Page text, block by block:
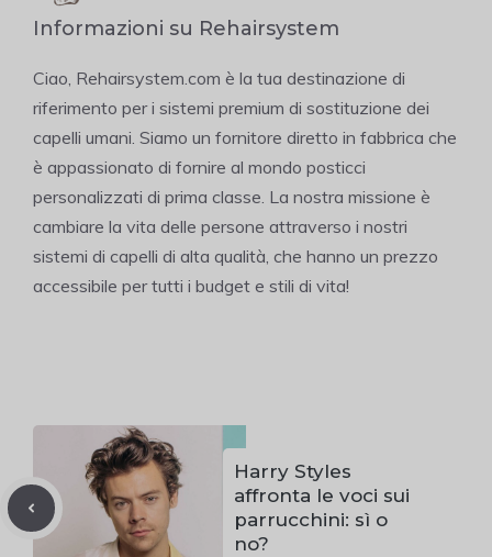
Informazioni su Rehairsystem
Ciao, Rehairsystem.com è la tua destinazione di
riferimento per i sistemi premium di sostituzione dei
capelli umani. Siamo un fornitore diretto in fabbrica che
è appassionato di fornire al mondo posticci
personalizzati di prima classe. La nostra missione è
cambiare la vita delle persone attraverso i nostri
sistemi di capelli di alta qualità, che hanno un prezzo
accessibile per tutti i budget e stili di vita!
Harry Styles
affronta le voci sui
parrucchini: sì o
no?